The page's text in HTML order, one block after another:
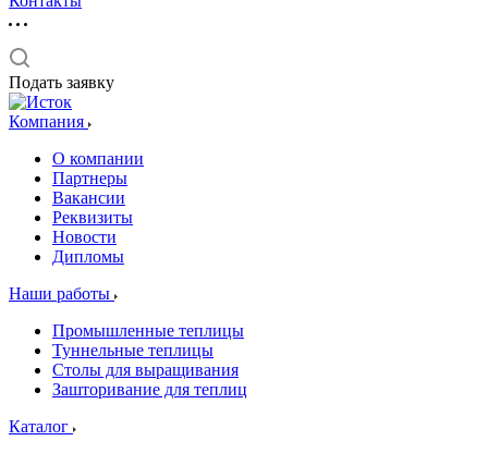
Подать заявку
Компания
О компании
Партнеры
Вакансии
Реквизиты
Новости
Дипломы
Наши работы
Промышленные теплицы
Туннельные теплицы
Столы для выращивания
Зашторивание для теплиц
Каталог